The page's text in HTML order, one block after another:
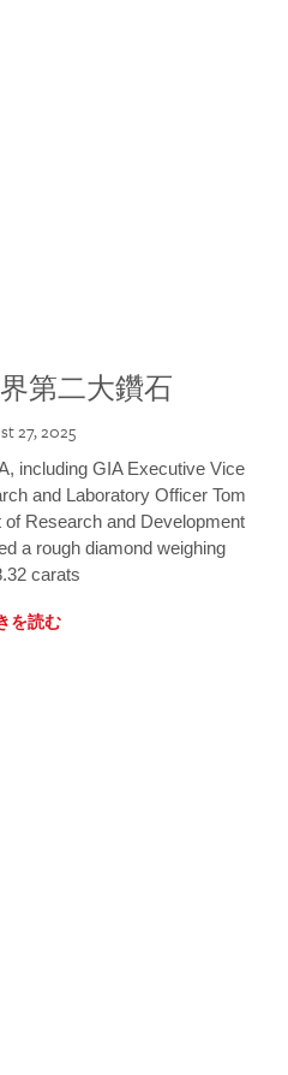
第二大鑽石
27, 2025
including GIA Executive Vice
and Laboratory Officer Tom
Research and Development
a rough diamond weighing
carats
を読む